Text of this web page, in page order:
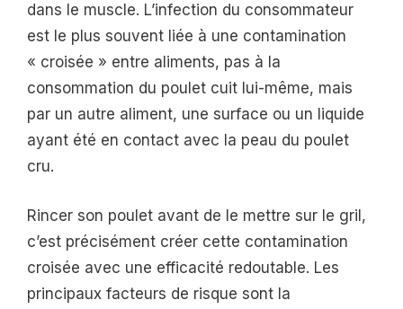
dans le muscle. L’infection du consommateur
est le plus souvent liée à une contamination
« croisée » entre aliments, pas à la
consommation du poulet cuit lui-même, mais
par un autre aliment, une surface ou un liquide
ayant été en contact avec la peau du poulet
cru.
Rincer son poulet avant de le mettre sur le gril,
c’est précisément créer cette contamination
croisée avec une efficacité redoutable. Les
principaux facteurs de risque sont la